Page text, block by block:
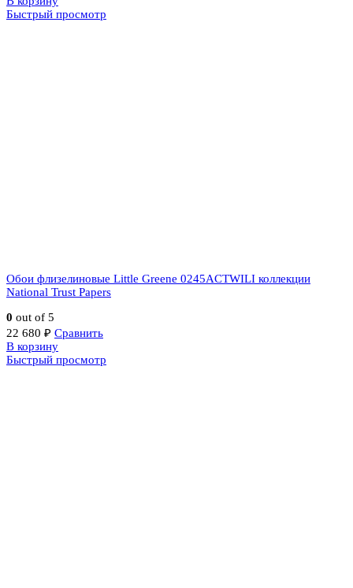
Быстрый просмотр
Обои флизелиновые Little Greene 0245ACTWILI коллекции
National Trust Papers
0 out of 5
22 680 ₽ Сравнить
В корзину
Быстрый просмотр